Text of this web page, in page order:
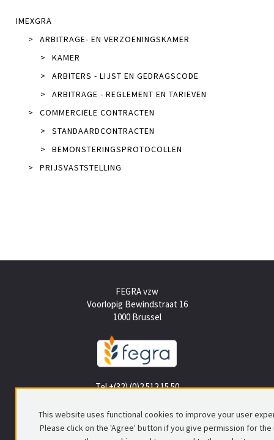
IMEXGRA
>
ARBITRAGE- EN VERZOENINGSKAMER
>
KAMER
>
ARBITERS - LIJST EN GEDRAGSCODE
>
ARBITRAGE - REGLEMENT EN TARIEVEN
>
COMMERCIËLE CONTRACTEN
>
STANDAARDCONTRACTEN
>
BEMONSTERINGSPROTOCOLLEN
>
PRIJSVASTSTELLING
FEGRA vzw
Voorlopig Bewindstraat 16
1000 Brussel
Tel +(32) (0)2 512 15 50
This website uses functional cookies to improve your user
Please click on the 'Agree' button if you give permission for the